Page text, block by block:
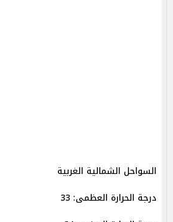
السواحل الشمالية الغربية
درجة الحرارة العظمى: 33